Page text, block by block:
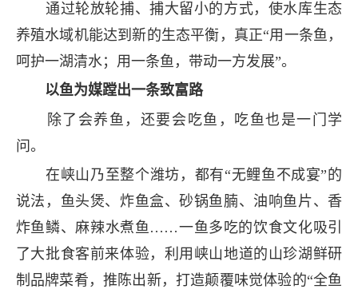
通过轮放轮捕、捕大留小的方式，使水库生态
养殖水域机能达到新的生态平衡，真正“用一条鱼，
呵护一湖清水；用一条鱼，带动一方发展”。
以鱼为媒蹚出一条致富路
除了会养鱼，还要会吃鱼，吃鱼也是一门学
问。
在峡山乃至整个潍坊，都有“无鲤鱼不成宴”的
说法，鱼头煲、炸鱼盒、砂锅鱼腩、油响鱼片、香
炸鱼鳞、麻辣水煮鱼……一鱼多吃的饮食文化吸引
了大批食客前来体验，利用峡山地道的山珍湖鲜研
制品牌菜肴，推陈出新，打造颠覆味觉体验的“全鱼